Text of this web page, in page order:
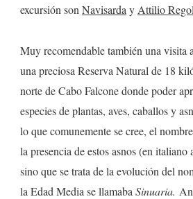
excursión son Navisarda y Attilio
Muy recomendable también una visita
una preciosa Reserva Natural de 18
norte de Cabo Falcone donde poder
especies de plantas, aves, caballos y
lo que comunemente se cree, el
la presencia de estos asnos (en italiano
sino que se trata de la evolución del
la Edad Media se llamaba Sinuaria.